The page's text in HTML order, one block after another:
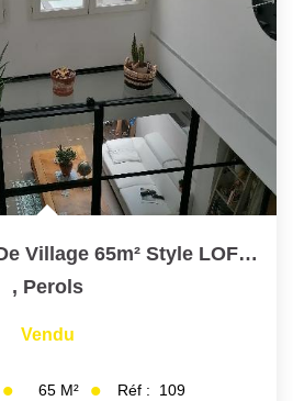
CONTACT
EN
PEROLS Maison De Village 65m² Style LOFT + Terrasse 16m²
, Perols
Vendu
65 M² Réf : 109